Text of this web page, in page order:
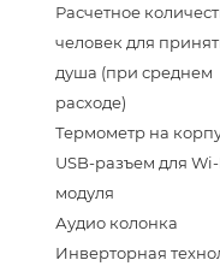
Расчетное
человек для
душа (при среднем
расходе)
Термометр на
USB-разъем для
модуля
Аудио колонка
Инверторная